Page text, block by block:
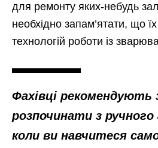
для ремонту яких-небудь
необхідно запам’ятати, що їх
технологій роботи із
Фахівці рекомендують
розпочинати з ручного
коли ви навчитеся